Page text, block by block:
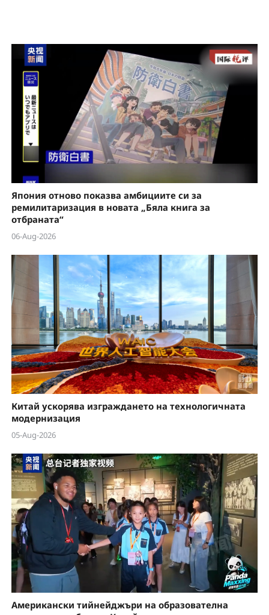
Япония отново показва амбициите си за
ремилитаризация в новата „Бяла книга за
отбраната“
06-Aug-2026
Китай ускорява изграждането на технологичната
модернизация
05-Aug-2026
Американски тийнейджъри на образователна